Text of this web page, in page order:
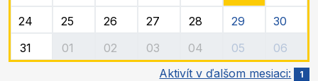
24
25 26 27 28 29
30
31
01 02 03 04 05
06
Aktivít v ďalšom mesiaci:
1